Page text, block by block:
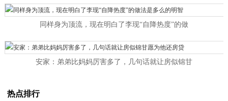
同样身为顶流，现在明白了李现“自降热度”的做
安家：弟弟比妈妈厉害多了，几句话就让房似锦甘
热点排行